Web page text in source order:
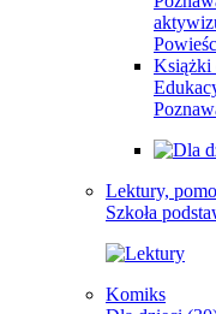
Książki
Lektury,
Szkoła
Komiks